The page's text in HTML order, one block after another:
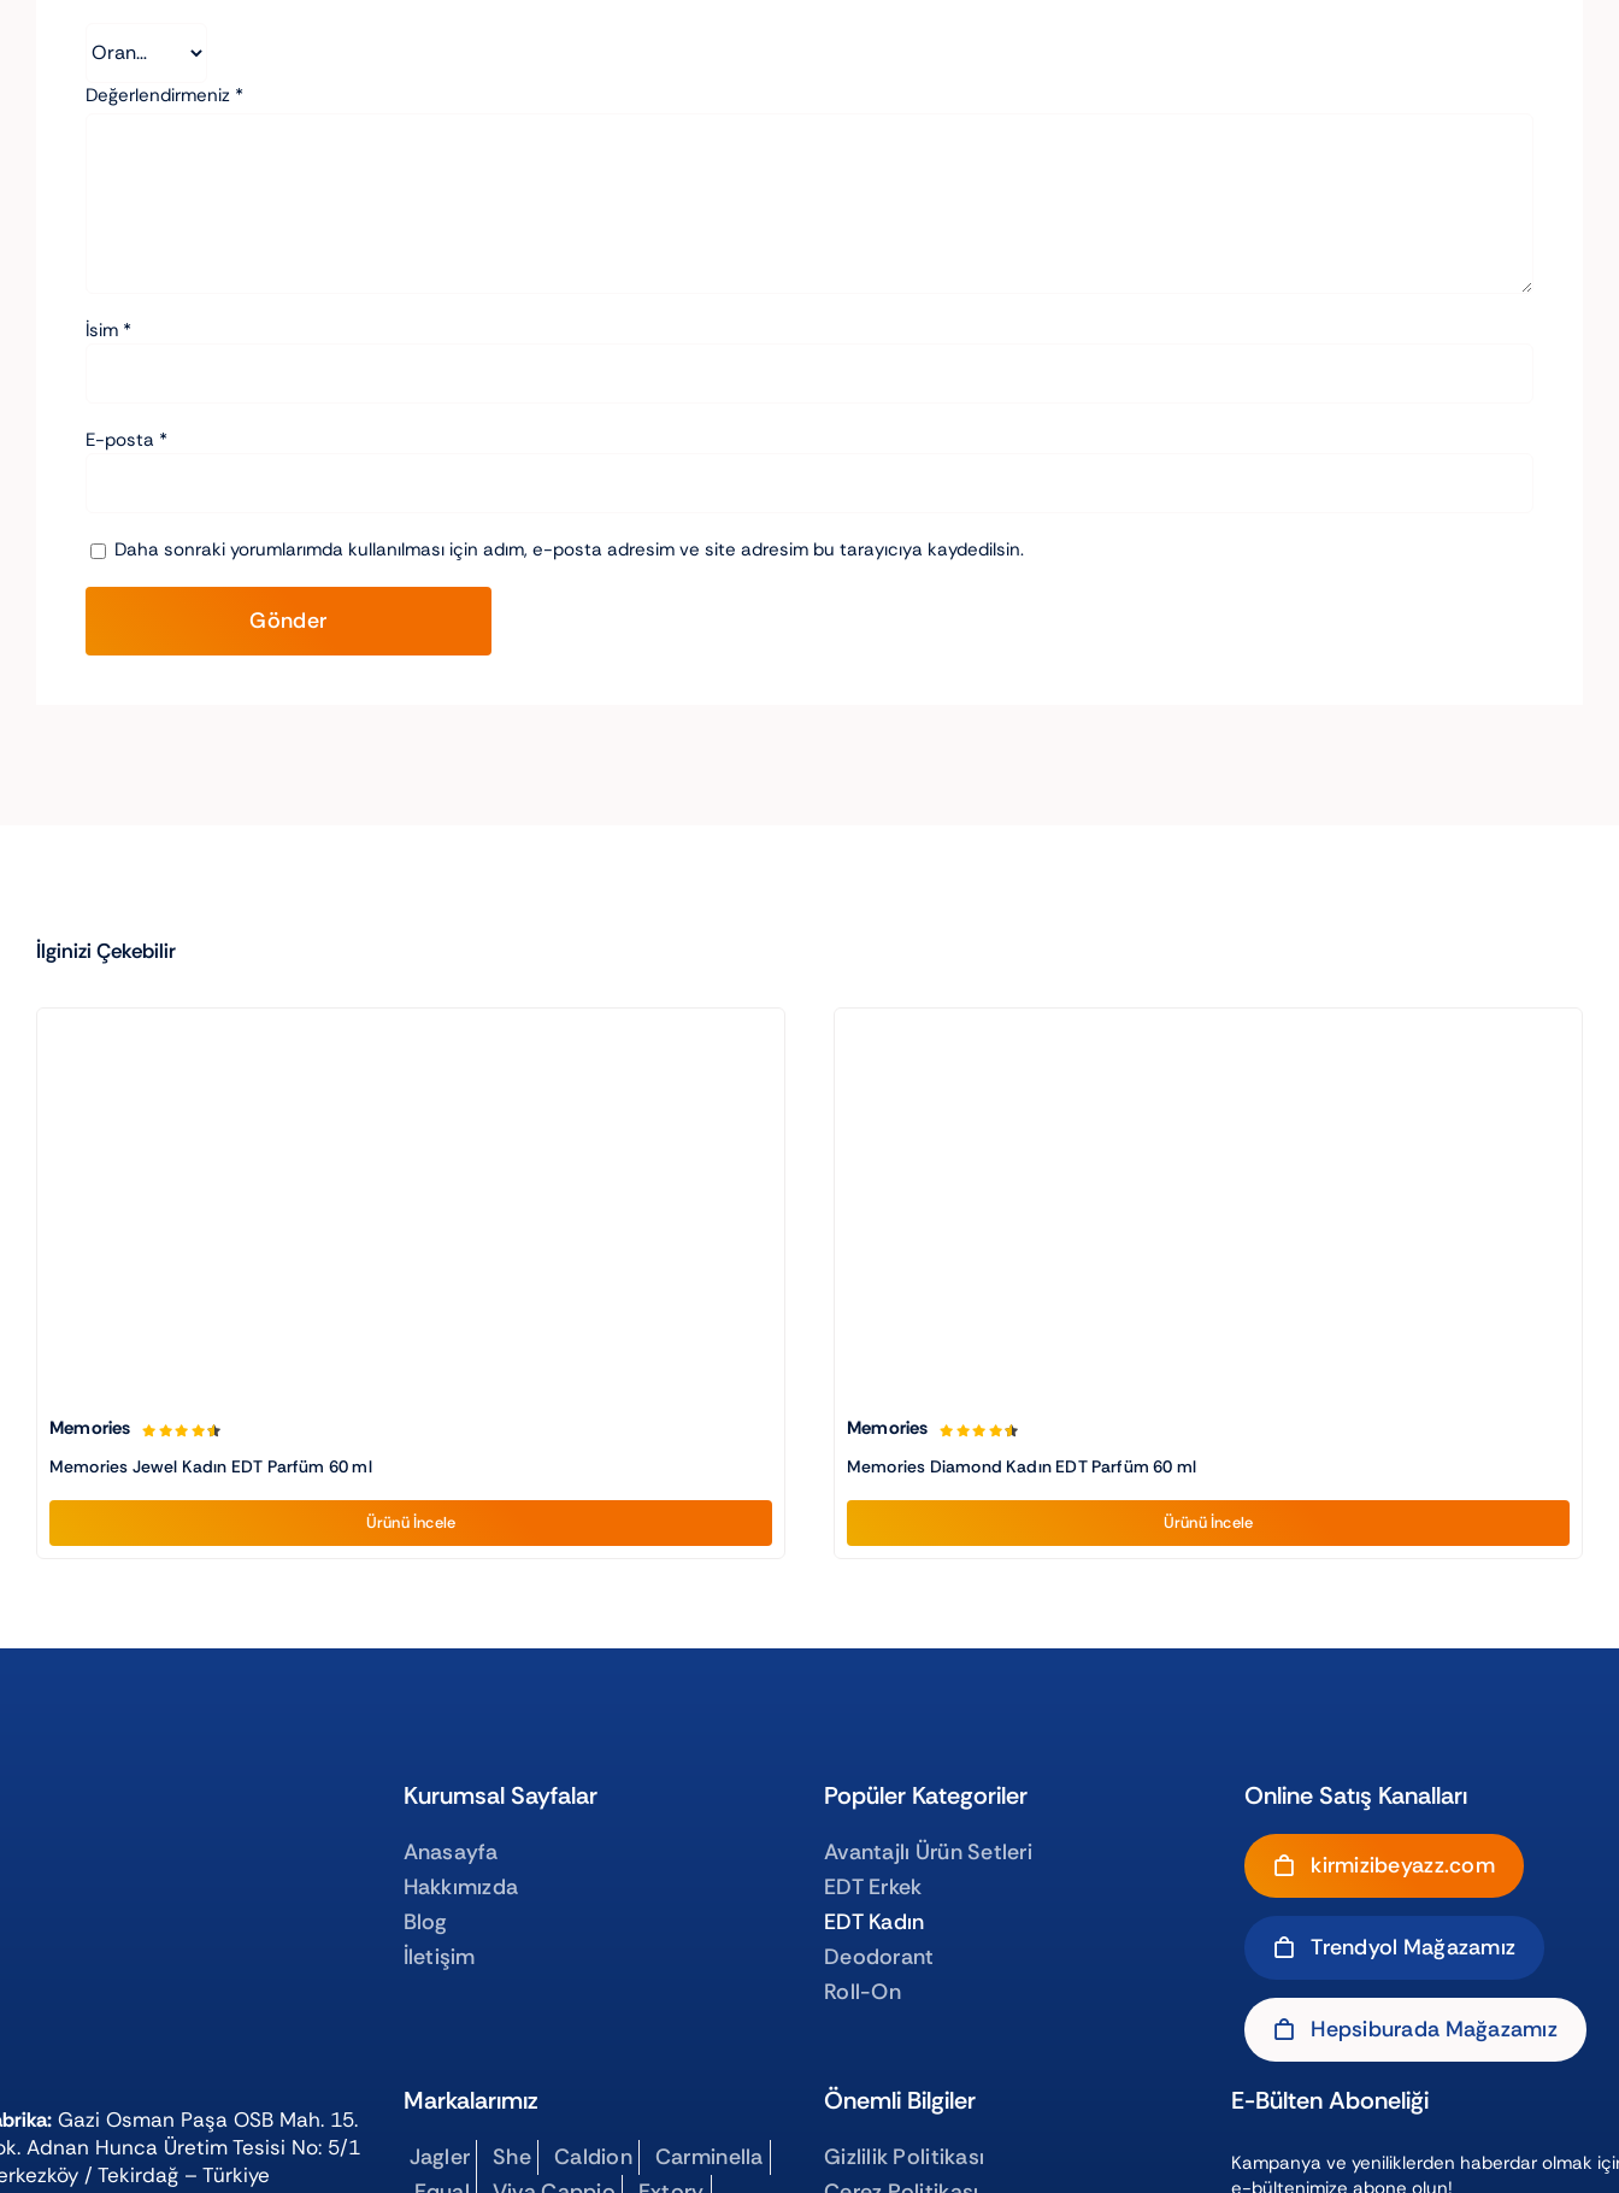
Değerlendirmeniz *
İsim *
E-posta *
Daha sonraki yorumlarımda kullanılması için adım, e-posta adresim ve site adresim bu tarayıcıya kaydedilsin.
İlginizi Çekebilir
Memories
Memories Jewel Kadın EDT Parfüm 60 ml
Ürünü İncele
Memories
Memories Diamond Kadın EDT Parfüm 60 ml
Ürünü İncele
Kurumsal Sayfalar
Anasayfa
Hakkımızda
Blog
İletişim
Popüler Kategoriler
Avantajlı Ürün Setleri
EDT Erkek
EDT Kadın
Deodorant
Roll-On
Online Satış Kanalları
kirmizibeyazz.com
Trendyol Mağazamız
Hepsiburada Mağazamız
Gazi Osman Paşa OSB Mah. 15.
Adnan Hunca Üretim Tesisi No: 5/1
/ Tekirdağ – Türkiye
Markalarımız
Jagler She Caldion
Carminella
Önemli Bilgiler
Gizlilik Politikası
E-Bülten Aboneliği
Kampanya ve yeniliklerden haberdar olmak
e-bültenimize abone olun!